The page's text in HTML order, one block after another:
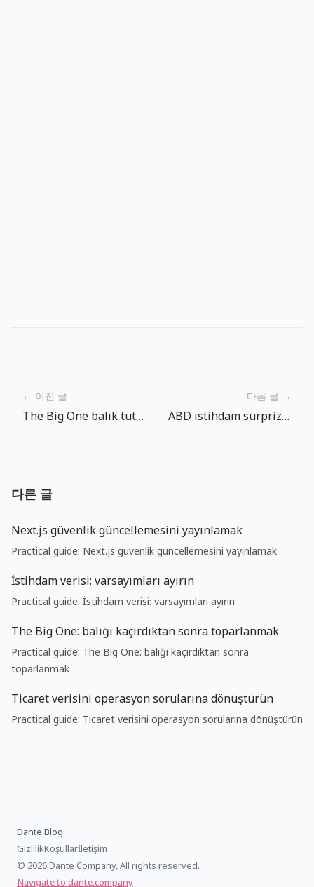
← 이전 글
The Big One balık tutma rotası: Bir sonraki atış nereye?
다음 글 →
ABD istihdam sürprizi: faiz indirimi umudundan önce maliyet dayanıklılığı
다른 글
Next.js güvenlik güncellemesini yayınlamak
Practical guide: Next.js güvenlik güncellemesini yayınlamak
İstihdam verisi: varsayımları ayırın
Practical guide: İstihdam verisi: varsayımları ayırın
The Big One: balığı kaçırdıktan sonra toparlanmak
Practical guide: The Big One: balığı kaçırdıktan sonra
toparlanmak
Ticaret verisini operasyon sorularına dönüştürün
Practical guide: Ticaret verisini operasyon sorularına dönüştürün
Dante Blog
GizlilikKoşullarİletişim
© 2026 Dante Company, All rights reserved.
Navigate to dante.company